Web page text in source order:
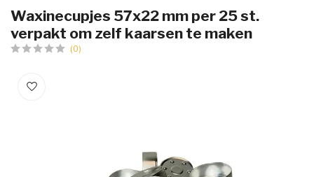
Waxinecupjes 57x22 mm per 25 st.
verpakt om zelf kaarsen te maken
(0)